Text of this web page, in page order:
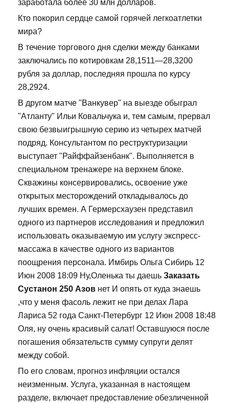
заработала более 30 млн долларов.
Кто покорил сердце самой горячей легкоатлетки
мира?
В течение торгового дня сделки между банками
заключались по котировкам 28,1511—28,3200
рубля за доллар, последняя прошла по курсу
28,2924.
В другом матче "Ванкувер" на выезде обыграл
"Атланту" Ильи Ковальчука и, тем самым, прервал
свою безвыигрышную серию из четырех матчей
подряд. Консультантом по реструктуризации
выступает "Райффайзенбанк". Выполняется в
специальном тренажере на верхнем блоке.
Скважины консервировались, освоение уже
открытых месторождений откладывалось до
лучших времен. А Гермерсхаузен представил
одного из партнеров исследования и предложил
использовать оказываемую им услугу экспресс-
массажа в качестве одного из вариантов
поощрения персонала. Имбирь Ольга Сибирь 12
Июн 2008 18:09 Ну,Оленька ты даешь Заказать
Сустанон 250 Азов нет И опять от куда знаешь
,что у меня фасоль лежит не при делах Лара
Лариса 52 года Санкт-Петербург 12 Июн 2008 18:48
Оля, ну очень красивый салат! Оставшуюся после
погашения обязательств сумму супруги делят
между собой.
По его словам, прогноз инфляции остался
неизменным. Услуга, указанная в настоящем
разделе, включает предоставление обезличенной